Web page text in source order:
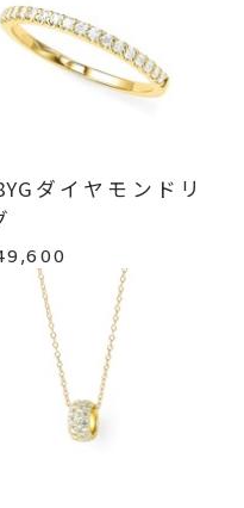
ダイヤモンドリ